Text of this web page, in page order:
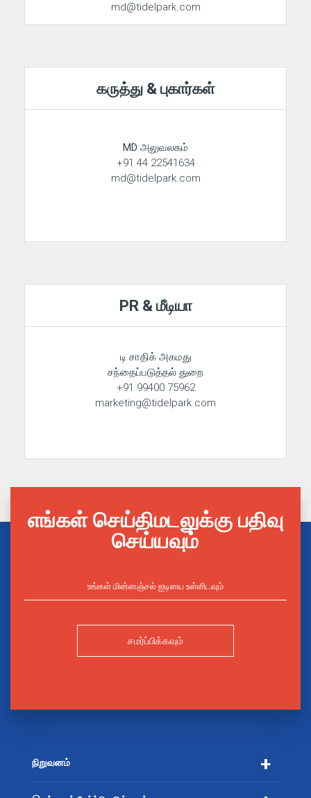
md@tidelpark.com
கருத்து & புகார்கள்
MD அலுவலகம்
+91 44 22541634
md@tidelpark.com
PR & மீடியா
டி சாதிக் அகமது
சந்தைப்படுத்தல் துறை
+91 99400 75962
marketing@tidelpark.com
எங்கள் செய்திமடலுக்கு பதிவு
செய்யவும்
சமர்ப்பிக்கவும்
நிறுவனம்